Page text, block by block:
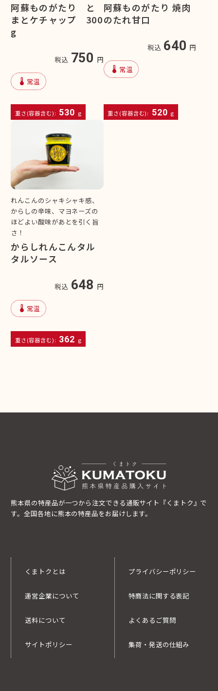
阿蘇ものがたり と
まとケチャップ 300
g
税込 750 円
device_thermostat 常温
重さ(容器含む): 530 g
阿蘇ものがたり 焼肉
のたれ甘口
税込 640 円
device_thermostat 常温
重さ(容器含む): 520 g
れんこんのシャキシャキ感、
からしの辛味、マヨネーズの
ほどよい酸味があとを引く旨
さ！
からしれんこんタル
タルソース
税込 648 円
device_thermostat 常温
重さ(容器含む): 362 g
熊本県の特産品が一つから注文できる通販サイト『くまトク』で
す。全国各地に熊本の特産品をお届けします。
くまトクとは
運営企業について
送料について
サイトポリシー
プライバシーポリシー
特商法に関する表記
よくあるご質問
集荷・発送の仕組み